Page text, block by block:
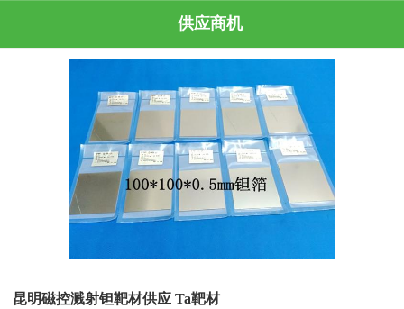
供应商机
昆明磁控溅射钽靶材供应 Ta靶材